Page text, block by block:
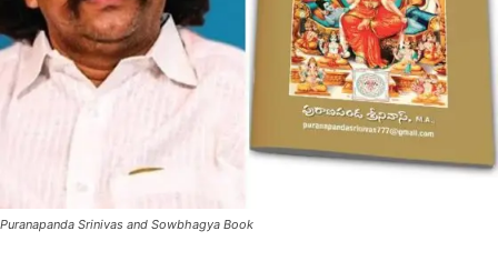
Puranapanda Srinivas and Sowbhagya Book